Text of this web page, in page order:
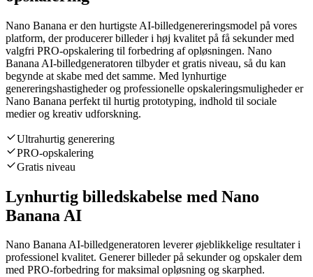
Nano Banana er den hurtigste AI-billedgenereringsmodel på vores
platform, der producerer billeder i høj kvalitet på få sekunder med
valgfri PRO-opskalering til forbedring af opløsningen. Nano
Banana AI-billedgeneratoren tilbyder et gratis niveau, så du kan
begynde at skabe med det samme. Med lynhurtige
genereringshastigheder og professionelle opskaleringsmuligheder er
Nano Banana perfekt til hurtig prototyping, indhold til sociale
medier og kreativ udforskning.
Ultrahurtig generering
PRO-opskalering
Gratis niveau
Lynhurtig billedskabelse med Nano
Banana AI
Nano Banana AI-billedgeneratoren leverer øjeblikkelige resultater i
professionel kvalitet. Generer billeder på sekunder og opskaler dem
med PRO-forbedring for maksimal opløsning og skarphed.